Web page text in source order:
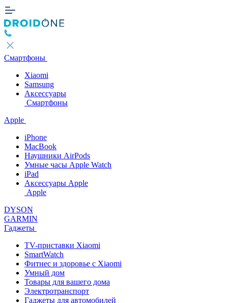
Смартфоны
Xiaomi
Samsung
Аксессуары
Смартфоны
Apple
iPhone
MacBook
Наушники AirPods
Умные часы Apple Watch
iPad
Аксессуары Apple
Apple
DYSON
GARMIN
Гаджеты
TV-приставки Xiaomi
SmartWatch
Фитнес и здоровье с Xiaomi
Умный дом
Товары для вашего дома
Электротранспорт
Гаджеты для автомобилей